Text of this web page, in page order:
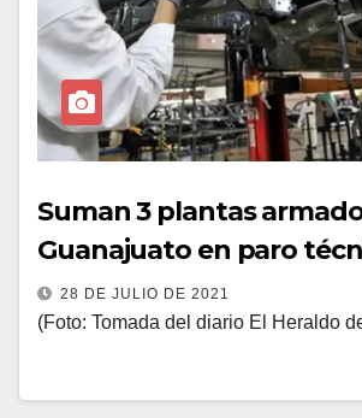
Suman 3 plantas
Guanajuato en paro
28 DE JULIO DE 2021
(Foto: Tomada del diario El Heraldo